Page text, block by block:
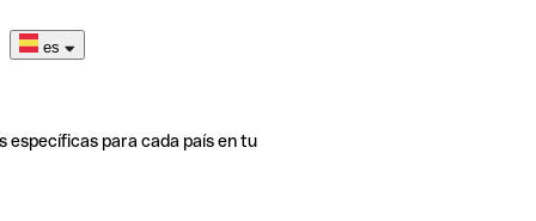
es
específicas para cada país en tu